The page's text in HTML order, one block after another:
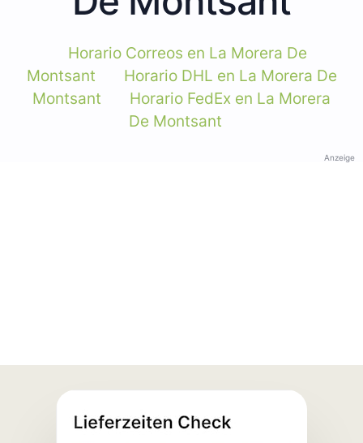
Horario Correos en La Morera De
Montsant
Horario DHL en La Morera De
Montsant
Horario FedEx en La Morera
De Montsant
Anzeige